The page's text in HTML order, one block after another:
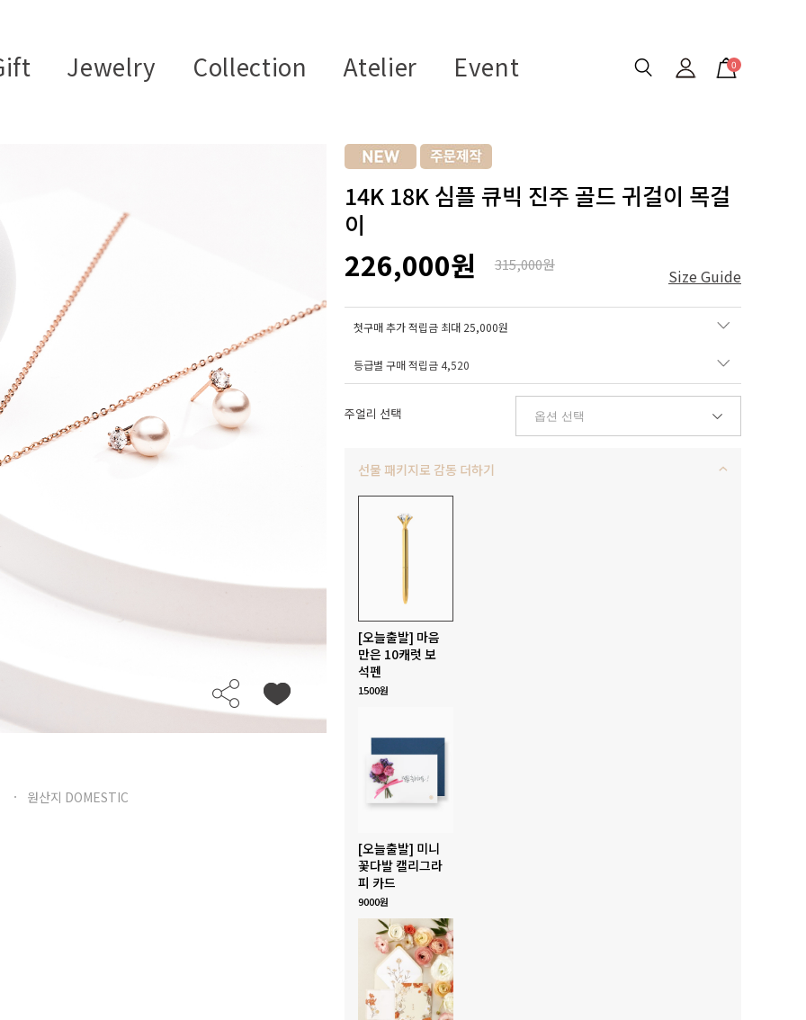
Jewelry Collection Atelier Event 0
원산지 DOMESTIC
14K 18K 심플 큐빅 진주 골드 귀걸이 목걸
이
226,000원 315,000원
Size Guide
첫구매 추가 적립금 최대 25,000원
등급별 구매 적립금 4,520
주얼리 선택
선물 패키지로 감동 더하기
[오늘출발] 마음
만은 10캐럿 보
석펜
1500원
[오늘출발] 미니
꽃다발 캘리그라
피 카드
9000원